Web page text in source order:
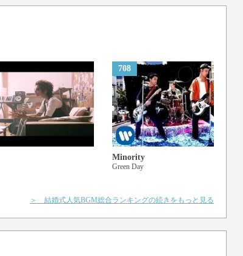
708
Minority
Green Day
＞ 結婚式人気BGM総合ランキングの続きをもっと見る